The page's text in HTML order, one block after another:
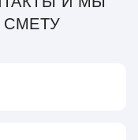
СМЕТУ